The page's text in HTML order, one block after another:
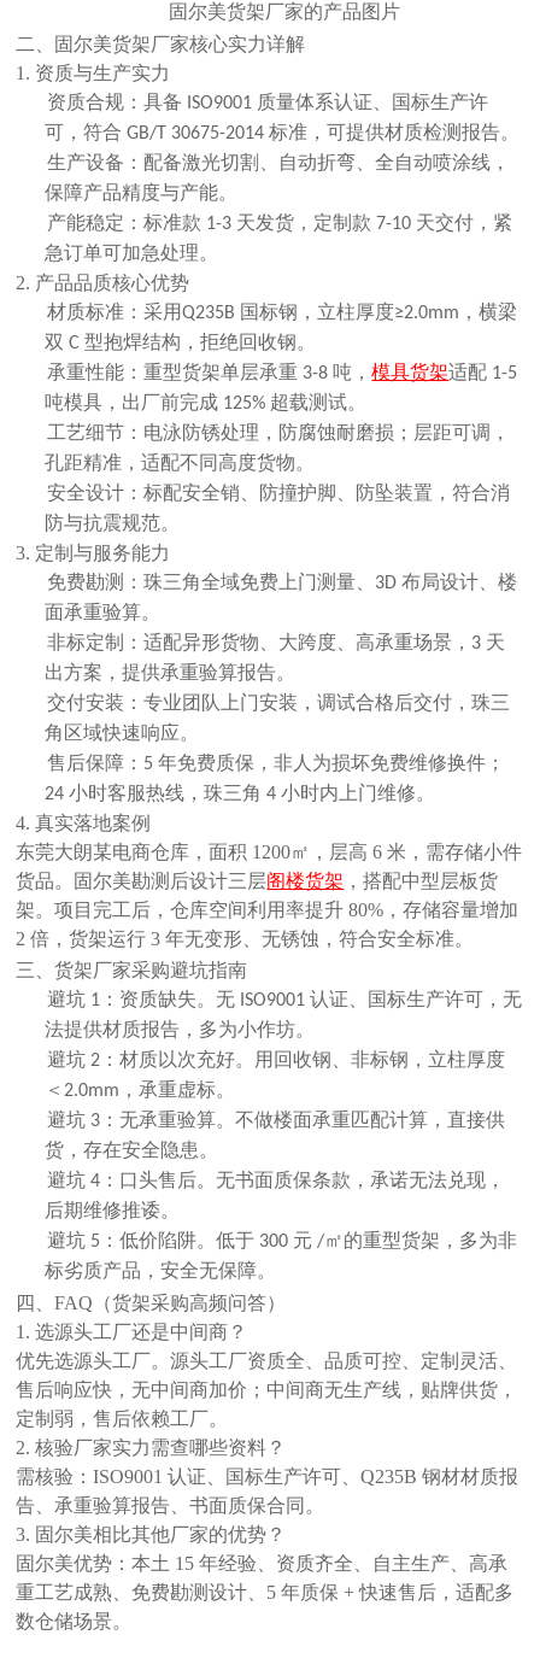
固尔美货架厂家的产品图片
二、固尔美货架厂家核心实力详解
1. 资质与生产实力
资质合规：具备 ISO9001 质量体系认证、国标生产许
可，符合GB/T 30675-2014标准，可提供材质检测报告。
生产设备：配备激光切割、自动折弯、全自动喷涂线，
保障产品精度与产能。
产能稳定：标准款 1-3 天发货，定制款7-10 天交付，紧
急订单可加急处理。
2. 产品品质核心优势
材质标准：采用Q235B 国标钢 ，立柱厚度≥2.0mm ，横梁
双C型抱焊结构，拒绝回收钢。
承重性能：重型货架单层承重 3-8吨，模具货架适配 1-5
吨模具，出厂前完成 125% 超载测试。
工艺细节：电泳防锈处理，防腐蚀耐磨损；层距可调，
孔距精准，适配不同高度货物。
安全设计：标配安全销、防撞护脚、防坠装置，符合消
防与抗震规范。
3. 定制与服务能力
免费勘测：珠三角全域免费上门测量、 3D布局设计、楼
面承重验算。
非标定制：适配异形货物、大跨度、高承重场景， 3 天
出方案，提供承重验算报告。
交付安装：专业团队上门安装，调试合格后交付，珠三
角区域快速响应。
售后保障： 5年免费质保，非人为损坏免费维修换件；
24小时客服热线，珠三角4小时内上门维修。
4. 真实落地案例
东莞大朗某电商仓库，面积 1200㎡，层高 6 米，需存储小件
货品。固尔美勘测后设计三层阁楼货架 ，搭配中型层板货
架。项目完工后，仓库空间利用率提升 80%，存储容量增加
2 倍，货架运行 3 年无变形、无锈蚀，符合安全标准。
三、货架厂家采购避坑指南
避坑 1 ：资质缺失。无 ISO9001认证、国标生产许可，无
法提供材质报告，多为小作坊。
避坑 2 ：材质以次充好。用回收钢、非标钢，立柱厚度
＜2.0mm ，承重虚标。
避坑 3 ：无承重验算。不做楼面承重匹配计算，直接供
货，存在安全隐患。
避坑 4 ：口头售后。无书面质保条款，承诺无法兑现，
后期维修推诿。
避坑 5 ：低价陷阱。低于 300 元/㎡的重型货架，多为非
标劣质产品，安全无保障。
四、FAQ（货架采购高频问答）
1. 选源头工厂还是中间商？
优先选源头工厂 。源头工厂资质全、品质可控、定制灵活、
售后响应快，无中间商加价；中间商无生产线，贴牌供货，
定制弱，售后依赖工厂。
2. 核验厂家实力需查哪些资料？
需核验：ISO9001 认证、国标生产许可、Q235B 钢材材质报
告、承重验算报告、书面质保合同。
3. 固尔美相比其他厂家的优势？
固尔美优势：本土 15 年经验、资质齐全、自主生产、高承
重工艺成熟、免费勘测设计、5 年质保 + 快速售后，适配多
数仓储场景。